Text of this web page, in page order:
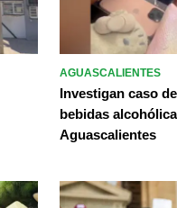
AGUASCALIENTES
Investigan caso
bebidas
Aguascalientes